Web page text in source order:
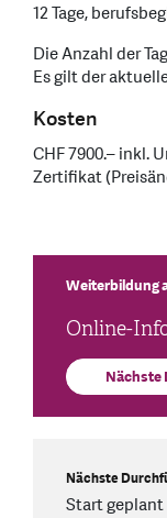
12 Tage,
Die Anzahl der
Es gilt der
Kosten
CHF 7900.– inkl.
Zertifikat
Online-
Weiterbildung
Nächste
Nächste
Start geplant